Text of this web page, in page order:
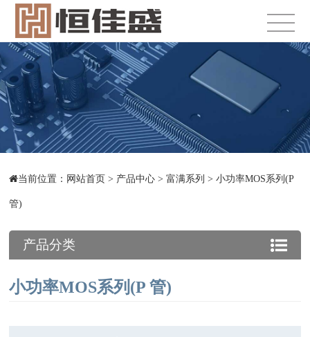
当前位置： 网站首页 > 产品中心 >富满系列 >小功率MOS系列(P
管)
产品分类
小功率MOS系列(P 管)